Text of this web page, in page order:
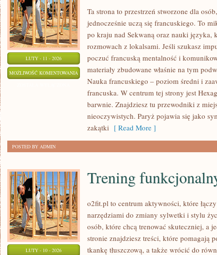
LUTY - 11 - 2026
MOŻLIWOŚĆ KOMENTOWANIA KUCHNIA
FRANCUSKA
Ta strona to przestrzeń stworzone dla
jednocześnie uczą się francuskiego. To
po kraju nad Sekwaną oraz nauki języka,
rozmowach z lokalsami. Jeśli szukasz
poczuć francuską mentalność i
materiały zbudowane właśnie na tym
Nauka francuskiego – poziom średni i
francuska. W centrum tej strony jest
barwnie. Znajdziesz tu przewodniki z
nieoczywistych. Paryż pojawia się jako
zakątki [ Read More ]
POSTED BY ADMIN
LUTY - 10 - 2026
Trening
o2fit.pl to centrum aktywności, które
narzędziami do zmiany sylwetki i stylu
osób, które chcą trenować skuteczniej, a
stronie znajdziesz treści, które pomagają
tkankę tłuszczową, a także wrócić do